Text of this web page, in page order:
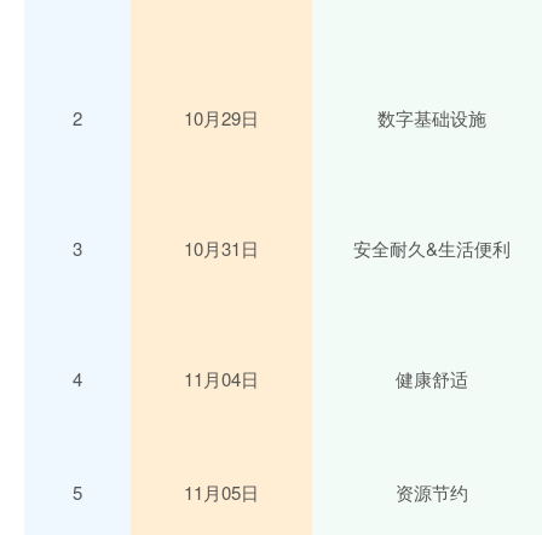
2 10月29日 数字基础设施
3 10月31日 安全耐久&生活便利
4 11月04日 健康舒适
5 11月05日 资源节约